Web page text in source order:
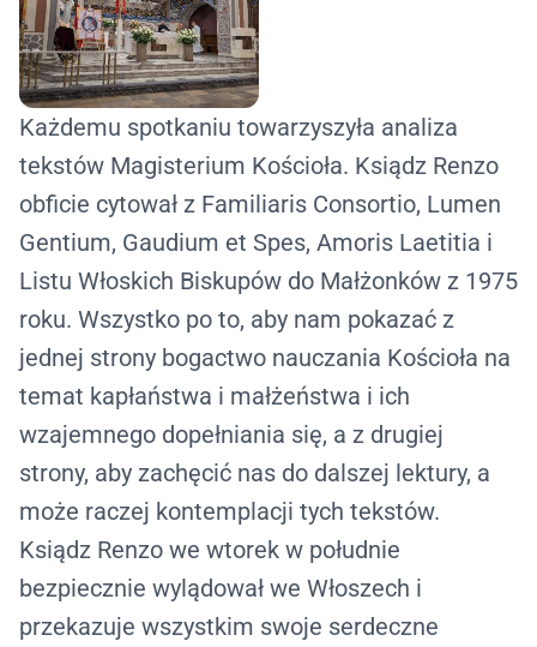
Każdemu spotkaniu towarzyszyła analiza
tekstów Magisterium Kościoła. Ksiądz Renzo
obficie cytował z Familiaris Consortio, Lumen
Gentium, Gaudium et Spes, Amoris Laetitia i
Listu Włoskich Biskupów do Małżonków z 1975
roku. Wszystko po to, aby nam pokazać z
jednej strony bogactwo nauczania Kościoła na
temat kapłaństwa i małżeństwa i ich
wzajemnego dopełniania się, a z drugiej
strony, aby zachęcić nas do dalszej lektury, a
może raczej kontemplacji tych tekstów.
Ksiądz Renzo we wtorek w południe
bezpiecznie wylądował we Włoszech i
przekazuje wszystkim swoje serdeczne